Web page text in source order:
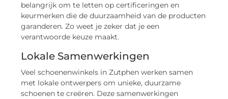
belangrijk om te letten op certificeringen en
keurmerken die de duurzaamheid van de producten
garanderen. Zo weet je zeker dat je een
verantwoorde keuze maakt.
Lokale Samenwerkingen
Veel schoenenwinkels in Zutphen werken samen
met lokale ontwerpers om unieke, duurzame
schoenen te creëren. Deze samenwerkingen